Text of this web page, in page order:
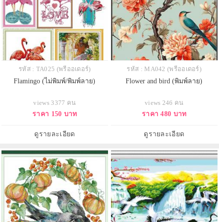
รหัส : TA025 (พรีออเดอร์)
Flamingo (ไม่พิมพ์/พิมพ์ลาย)
views 3377 คน
ราคา 150 บาท
ดูรายละเอียด
รหัส : MA042 (พรีออเดอร์)
Flower and bird (พิมพ์ลาย)
views 246 คน
ราคา 480 บาท
ดูรายละเอียด